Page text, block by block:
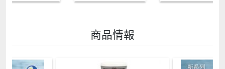
商品情報